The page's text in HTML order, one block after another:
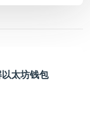
太坊钱包